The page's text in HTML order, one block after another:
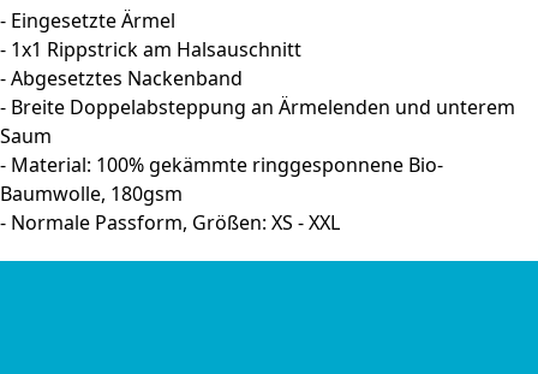
- Eingesetzte Ärmel
- 1x1 Rippstrick am Halsauschnitt
- Abgesetztes Nackenband
- Breite Doppelabsteppung an Ärmelenden und unterem
Saum
- Material: 100% gekämmte ringgesponnene Bio-
Baumwolle, 180gsm
- Normale Passform, Größen: XS - XXL